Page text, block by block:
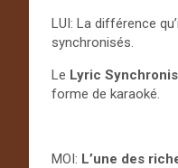
LUI: La différence
synchronisés.
Le Lyric
forme de karaoké.
MOI: L’une des